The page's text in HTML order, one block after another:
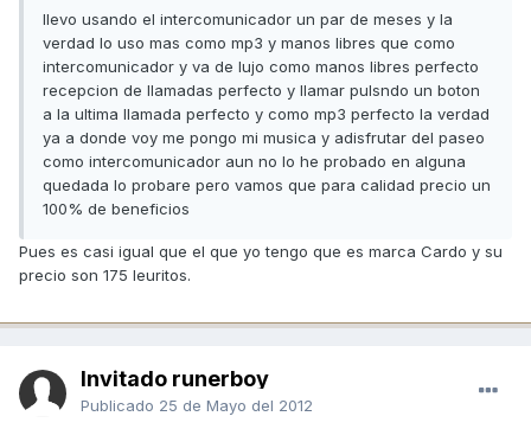
llevo usando el intercomunicador un par de meses y la
verdad lo uso mas como mp3 y manos libres que como
intercomunicador y va de lujo como manos libres perfecto
recepcion de llamadas perfecto y llamar pulsndo un boton
a la ultima llamada perfecto y como mp3 perfecto la verdad
ya a donde voy me pongo mi musica y adisfrutar del paseo
como intercomunicador aun no lo he probado en alguna
quedada lo probare pero vamos que para calidad precio un
100% de beneficios
Pues es casi igual que el que yo tengo que es marca Cardo y su
precio son 175 leuritos.
Invitado runerboy
Publicado 25 de Mayo del 2012